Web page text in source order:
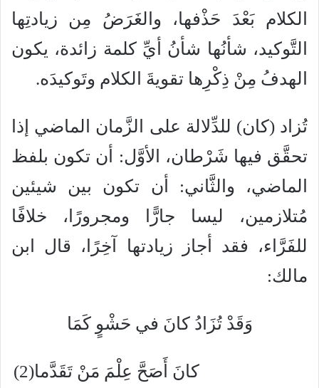
الكلام بَعْدَ حَذْفها، والغَرَضُ مِن زيادتِها
التَّوكيد، شأنُها شأنُ أيِّ كلمة زائدة، يكون
الهدفُ مِنْ ذِكْرِها تقويةَ الكلام وتَوكيدَه.
تُزاد (كان) للدِّلالة على الزَّمان الماضي إذا
تحقَّق فيها شَرْطان، الأوَّل: أن تكون بلفظ
الماضي، والثَّاني: أن تكون بين شيئين
مُتلازمين، ليسا جارًّا ومجرورًا، خلافًا
للفَرَّاء، فقد أجاز زيادتها آخِرًا، قال ابن
مالك:
وَقَدْ تُزَادُ كانَ في حَشْوٍ كَمَا
كانَ أَصَحَّ عِلْمَ مَنْ تَقَدَّما(2)